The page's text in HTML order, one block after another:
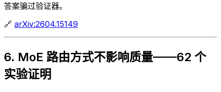
答案骗过验证器。
🔗 arXiv:2604.15149
6. MoE 路由方式不影响质量——62 个
实验证明